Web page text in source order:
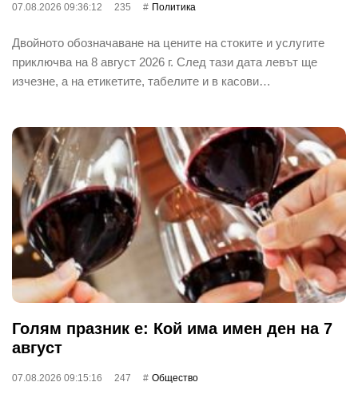
07.08.2026 09:36:12 235 Политика
Двойното обозначаване на цените на стоките и услугите
приключва на 8 август 2026 г. След тази дата левът ще
изчезне, а на етикетите, табелите и в касови…
Голям празник е: Кой има имен ден на 7
август
07.08.2026 09:15:16 247 Общество